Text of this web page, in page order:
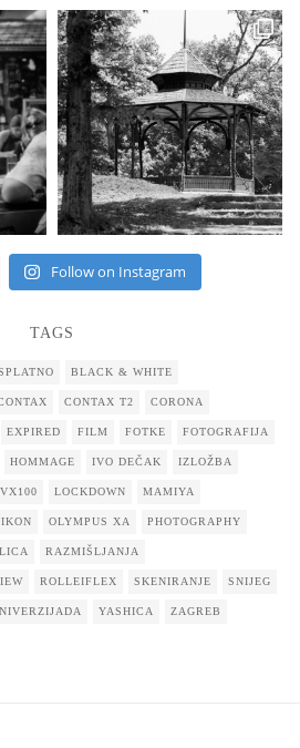
Follow on Instagram
TAGS
BLACK & WHITE
CONTAX T2 CORONA
EXPIRED FILM FOTKE FOTOGRAFIJA
HOMMAGE IVO DEČAK IZLOŽBA
LOCKDOWN MAMIYA
OLYMPUS XA PHOTOGRAPHY
RAZMIŠLJANJA
ROLLEIFLEX SKENIRANJE SNIJEG
YASHICA ZAGREB